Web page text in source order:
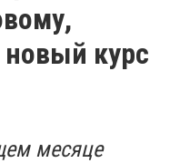
новый курс
месяце